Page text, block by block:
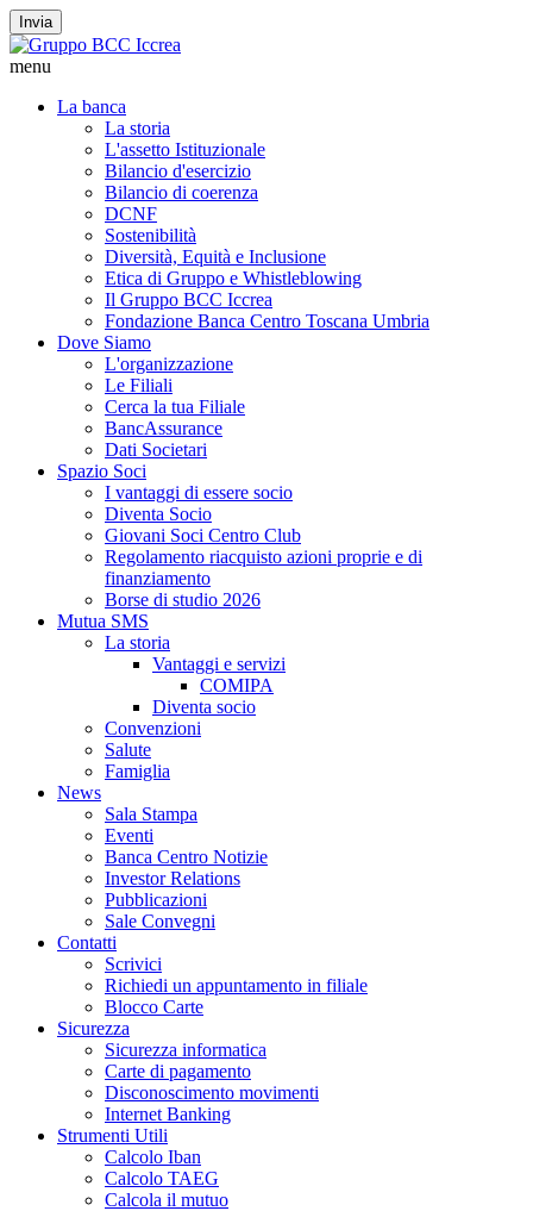
Invia
menu
La banca
La storia
L'assetto Istituzionale
Bilancio d'esercizio
Bilancio di coerenza
DCNF
Sostenibilità
Diversità, Equità e Inclusione
Etica di Gruppo e Whistleblowing
Il Gruppo BCC Iccrea
Fondazione Banca Centro Toscana Umbria
Dove Siamo
L'organizzazione
Le Filiali
Cerca la tua Filiale
BancAssurance
Dati Societari
Spazio Soci
I vantaggi di essere socio
Diventa Socio
Giovani Soci Centro Club
Regolamento riacquisto azioni proprie e di
finanziamento
Borse di studio 2026
Mutua SMS
La storia
Vantaggi e servizi
COMIPA
Diventa socio
Convenzioni
Salute
Famiglia
News
Sala Stampa
Eventi
Banca Centro Notizie
Investor Relations
Pubblicazioni
Sale Convegni
Contatti
Scrivici
Richiedi un appuntamento in filiale
Blocco Carte
Sicurezza
Sicurezza informatica
Carte di pagamento
Disconoscimento movimenti
Internet Banking
Strumenti Utili
Calcolo Iban
Calcolo TAEG
Calcola il mutuo